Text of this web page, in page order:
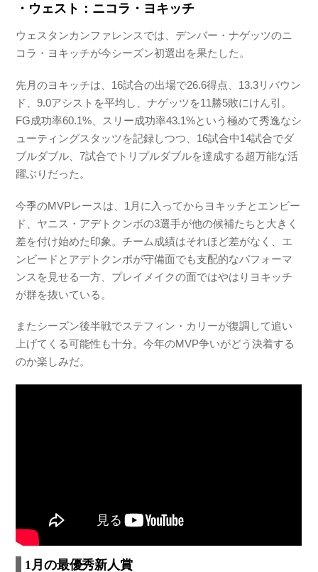
・ウェスト：ニコラ・ヨキッチ
ウェスタンカンファレンスでは、デンバー・ナゲッツのニ
コラ・ヨキッチが今シーズン初選出を果たした。
先月のヨキッチは、16試合の出場で26.6得点、13.3リバウン
ド、9.0アシストを平均し、ナゲッツを11勝5敗にけん引。
FG成功率60.1%、スリー成功率43.1%という極めて秀逸なシ
ューティングスタッツを記録しつつ、16試合中14試合でダ
ブルダブル、7試合でトリプルダブルを達成する超万能な活
躍ぶりだった。
今季のMVPレースは、1月に入ってからヨキッチとエンビー
ド、ヤニス・アデトクンボの3選手が他の候補たちと大きく
差を付け始めた印象。チーム成績はそれほど差がなく、エ
ンビードとアデトクンボが守備面でも支配的なパフォーマ
ンスを見せる一方、プレイメイクの面ではやはりヨキッチ
が群を抜いている。
またシーズン後半戦でステフィン・カリーが復調して追い
上げてくる可能性も十分。今年のMVP争いがどう決着する
のか楽しみだ。
1月の最優秀新人賞